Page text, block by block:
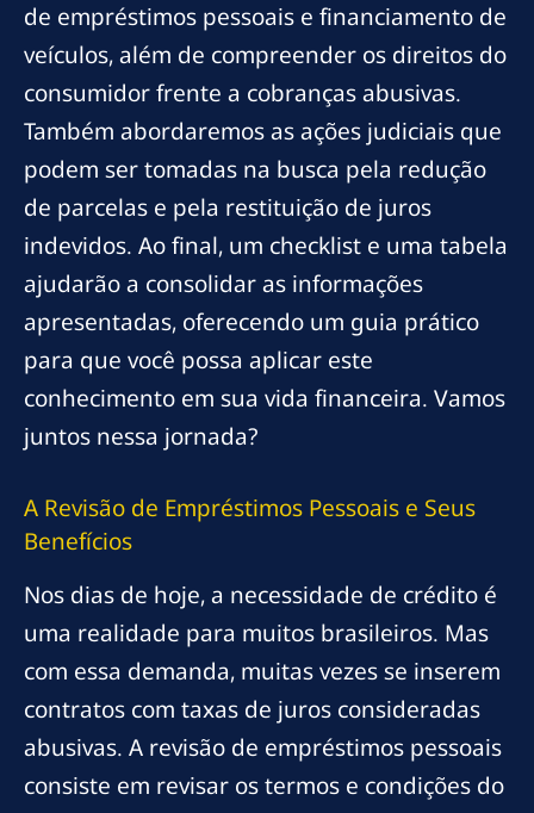
de empréstimos pessoais e financiamento de
veículos, além de compreender os direitos do
consumidor frente a cobranças abusivas.
Também abordaremos as ações judiciais que
podem ser tomadas na busca pela redução
de parcelas e pela restituição de juros
indevidos. Ao final, um checklist e uma tabela
ajudarão a consolidar as informações
apresentadas, oferecendo um guia prático
para que você possa aplicar este
conhecimento em sua vida financeira. Vamos
juntos nessa jornada?
A Revisão de Empréstimos Pessoais e Seus
Benefícios
Nos dias de hoje, a necessidade de crédito é
uma realidade para muitos brasileiros. Mas
com essa demanda, muitas vezes se inserem
contratos com taxas de juros consideradas
abusivas. A revisão de empréstimos pessoais
consiste em revisar os termos e condições do